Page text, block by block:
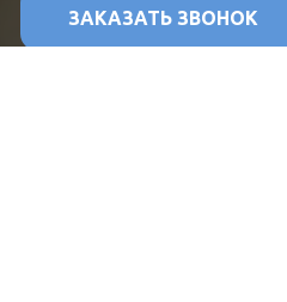
ЗАКАЗАТЬ ЗВОНОК